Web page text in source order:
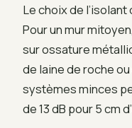
Le choix de
Pour un mur
sur ossature
de laine de roche
systèmes minces
de 13 dB pour 5 cm